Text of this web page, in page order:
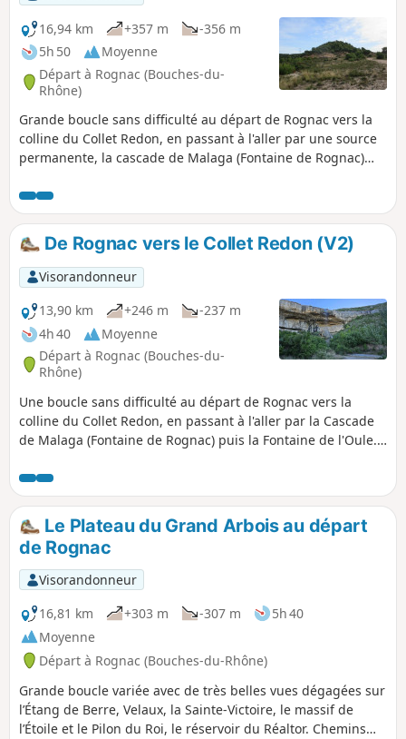
16,94 km
+357 m
-356 m
5h 50
Moyenne
Départ à Rognac (Bouches-du-
Rhône)
Grande boucle sans difficulté au départ de Rognac vers la
colline du Collet Redon, en passant à l'aller par une source
permanente, la cascade de Malaga (Fontaine de Rognac)
l'Oule. Après un passage en fond de vallon et le tour du
Collet Redon, le circuit récupère le GRP®2013 pour ensuite
longer les falaises de Rognac jusqu'à la croix qui domine la
ville. Enfin un dernier détour vers les vestiges d'un ancien
oppidum et les ruine du château du Castellas avant de
rejoindre le point de départ. Un paysage grandiose et varié
tout au long du parcours.
De Rognac vers le Collet Redon (V2)
Visorandonneur
13,90 km
+246 m
-237 m
4h 40
Moyenne
Départ à Rognac (Bouches-du-
Rhône)
Une boucle sans difficulté au départ de Rognac vers la
colline du Collet Redon, en passant à l'aller par la Cascade
de Malaga (Fontaine de Rognac) puis la Fontaine de l'Oule.
GRP®2013 pour ensuite longer les falaises de Rognac
jusqu'à la croix qui domine la ville. Un paysage grandiose et
varié tout au long du parcours.
Le Plateau du Grand Arbois au départ
de Rognac
Visorandonneur
16,81 km
+303 m -307 m
5h 40
Moyenne
Départ à Rognac (Bouches-du-Rhône)
Grande boucle variée avec de très belles vues dégagées sur
l’Étang de Berre, Velaux, la Sainte-Victoire, le massif de
l’Étoile et le Pilon du Roi, le réservoir du Réaltor. Chemins